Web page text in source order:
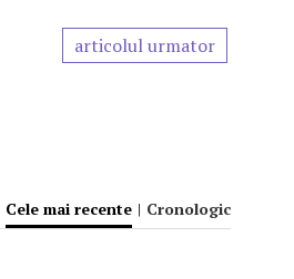
articolul urmator
Cele mai recente | Cronologic